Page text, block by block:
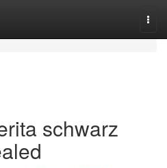
schwarz